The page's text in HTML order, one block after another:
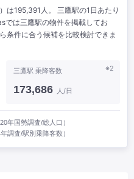
は195,391人。 三鷹駅の1日あたり
では三鷹駅の物件を掲載してお
条件に合う候補を比較検討できま
※2
三鷹駅 乗降客数
173,686 人/日
年国勢調査/総人口）
調査/駅別乗降客数）